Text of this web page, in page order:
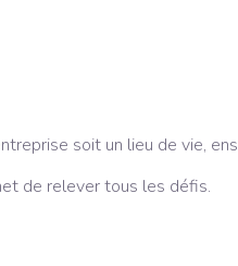
soit un lieu de vie,
de relever tous les défis.